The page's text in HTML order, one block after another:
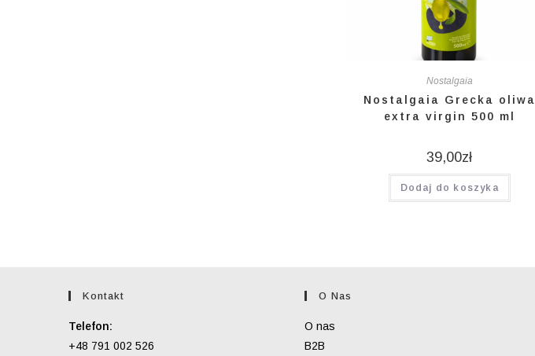
Nostalgaia
Nostalgaia Grecka oliwa
extra virgin 500 ml
39,00zł
Dodaj do koszyka
Kontakt
Telefon:
+48 791 002 526
O Nas
O nas
B2B